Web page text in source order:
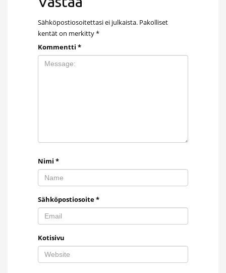
Sähköpostiosoitettasi ei julkaista. Pakolliset
kentät on merkitty*
Kommentti *
Nimi *
Sähköpostiosoite*
Kotisivu